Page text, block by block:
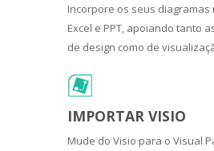
Incorpore os seus diagramas
Excel e PPT, apoiando tanto
de design como de
IMPORTAR VISIO
Mude do Visio para o Visual